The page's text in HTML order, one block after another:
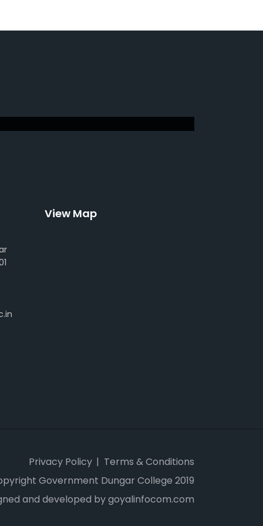
View Map
Privacy Policy
Terms & Conditions
Government Dungar College 2019
and developed by goyalinfocom.com